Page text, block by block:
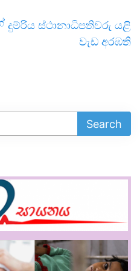
දුම්රිය ස්ථානාධිපතිවරු යළි
වැඩ අරඹති